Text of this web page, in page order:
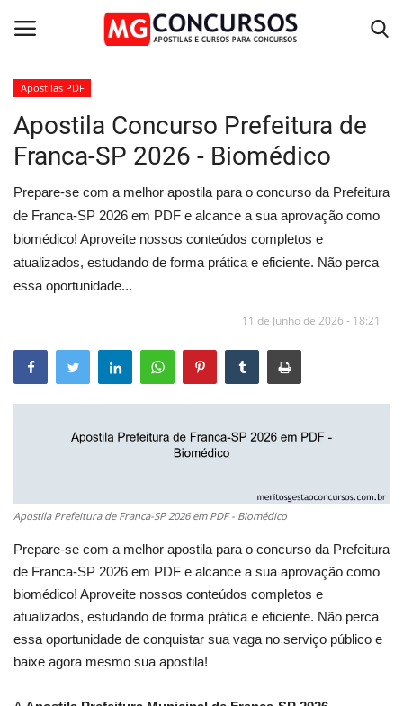
Home
Apostilas PDF
Apostila Impressa
Cursos Online
Apostilas PDF
Apostila Concurso Prefeitura de
Franca-SP 2026 - Biomédico
Prepare-se com a melhor apostila para o concurso da Prefeitura
de Franca-SP 2026 em PDF e alcance a sua aprovação como
biomédico! Aproveite nossos conteúdos completos e
atualizados, estudando de forma prática e eficiente. Não perca
essa oportunidade...
11 de Junho de 2026 - 18:21
Apostila Prefeitura de Franca-SP 2026 em PDF - Biomédico
Prepare-se com a melhor apostila para o concurso da Prefeitura
de Franca-SP 2026 em PDF e alcance a sua aprovação como
biomédico! Aproveite nossos conteúdos completos e
atualizados, estudando de forma prática e eficiente. Não perca
essa oportunidade de conquistar sua vaga no serviço público e
baixe agora mesmo sua apostila!